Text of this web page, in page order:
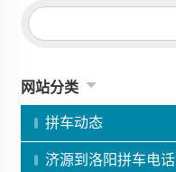
网站分类
拼车动态
济源到洛阳拼车电话